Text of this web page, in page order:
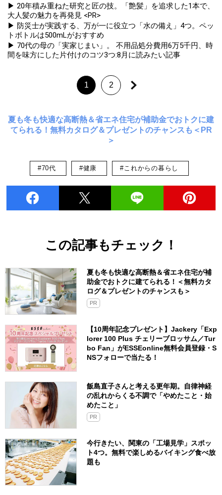
▶ 20年積み重ねた研究と匠の技。「艶髪」を追求した1本で、
大人髪の魅力を再発見 <PR>
▶ 防災士が実践する、万が一に役立つ「水の備え」4つ。ペッ
トボトルは500mLがおすすめ
▶ 70代の母の「実家じまい」。 不用品処分費用6万5千円、時
間を味方にした片付けのコツ3つ:8月に読みたい記事
1 2
夏も冬も快適な高断熱＆省エネ住宅が補助金でおトクに建
てられる！無料カタログ＆プレゼントのチャンスも＜PR
＞
#70代 #健康 #これからの暮らし
この記事もチェック！
夏も冬も快適な高断熱＆省エネ住宅が補
助金でおトクに建てられる！＜無料カタ
ログ＆プレゼントのチャンスも＞
PR
【10周年記念プレゼント】Jackery「Exp
lorer 100 Plus チェリーブロッサム／Tur
bo Fan」がESSEonline無料会員登録・S
NSフォローで当たる！
飯島直子さんと考える更年期。自律神経
の乱れからくる不調で「やめたこと・始
めたこと」
PR
今行きたい、関東の「工場見学」スポッ
ト4つ。無料で楽しめるバイキング食べ放
題も